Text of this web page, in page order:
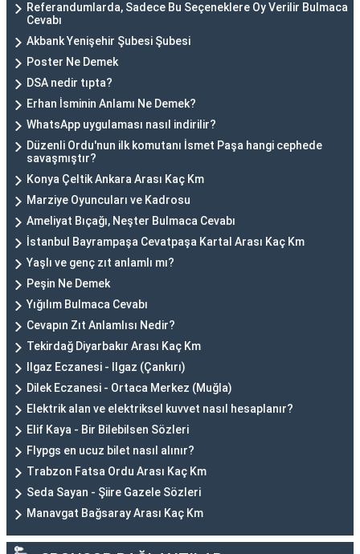
Referandumlarda, Sadece Bu Seçeneklere Oy Verilir Bulmaca
Cevabı
Akbank Yenişehir Şubesi Şubesi
Poster Ne Demek
DSA nedir tıpta?
Erhan İsminin Anlamı Ne Demek?
WhatsApp uygulaması nasıl indirilir?
Düzenli Ordu'nun ilk komutanı İsmet Paşa hangi cephede
savaşmıştır?
Konya Çeltik Ankara Arası Kaç Km
Marziye Oyuncuları ve Kadrosu
Ameliyat Bıçağı, Neşter Bulmaca Cevabı
İstanbul Bayrampaşa Cevatpaşa Kartal Arası Kaç Km
Yaşlı ve genç zıt anlamlı mı?
Peşin Ne Demek
Yığılım Bulmaca Cevabı
Cevapın Zıt Anlamlısı Nedir?
Tekirdağ Diyarbakır Arası Kaç Km
Ilgaz Eczanesi - Ilgaz (Çankırı)
Dilek Eczanesi - Ortaca Merkez (Muğla)
Elektrik alan ve elektriksel kuvvet nasıl hesaplanır?
Elif Kaya - Bir Bilebilsen Sözleri
Flypgs en ucuz bilet nasıl alınır?
Trabzon Fatsa Ordu Arası Kaç Km
Seda Sayan - Şiire Gazele Sözleri
Manavgat Bağsaray Arası Kaç Km